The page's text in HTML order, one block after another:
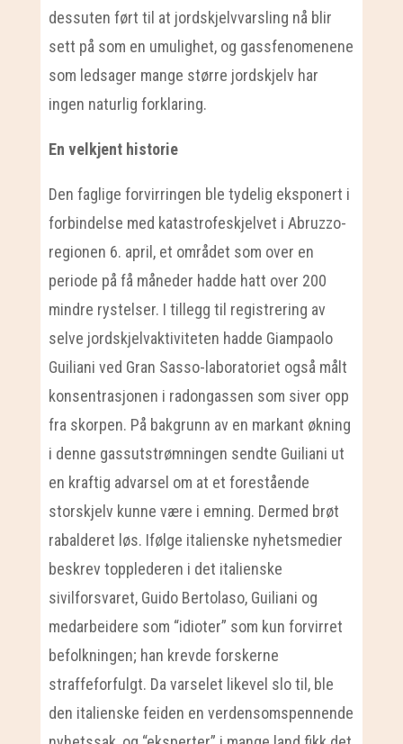
dessuten ført til at jordskjelvvarsling nå blir
sett på som en umulighet, og gassfenomenene
som ledsager mange større jordskjelv har
ingen naturlig forklaring.
En velkjent historie
Den faglige forvirringen ble tydelig eksponert i
forbindelse med katastrofeskjelvet i Abruzzo-
regionen 6. april, et området som over en
periode på få måneder hadde hatt over 200
mindre rystelser. I tillegg til registrering av
selve jordskjelvaktiviteten hadde Giampaolo
Guiliani ved Gran Sasso-laboratoriet også målt
konsentrasjonen i radongassen som siver opp
fra skorpen. På bakgrunn av en markant økning
i denne gassutstrømningen sendte Guiliani ut
en kraftig advarsel om at et forestående
storskjelv kunne være i emning. Dermed brøt
rabalderet løs. Ifølge italienske nyhetsmedier
beskrev topplederen i det italienske
sivilforsvaret, Guido Bertolaso, Guiliani og
medarbeidere som “idioter” som kun forvirret
befolkningen; han krevde forskerne
straffeforfulgt. Da varselet likevel slo til, ble
den italienske feiden en verdensomspennende